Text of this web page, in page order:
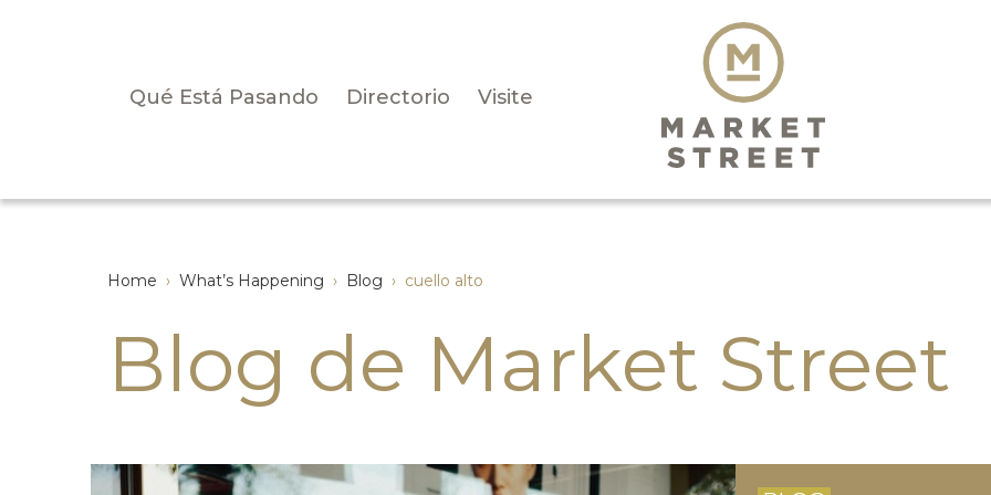
Qué Está Pasando Directorio Visite
Home › What’s Happening › Blog › cuello alto
Blog de Market Street